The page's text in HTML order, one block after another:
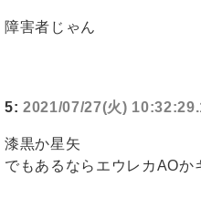
障害者じゃん
5: 2021/07/27(火)
漆黒か星矢
でもあるならエウレカAOか